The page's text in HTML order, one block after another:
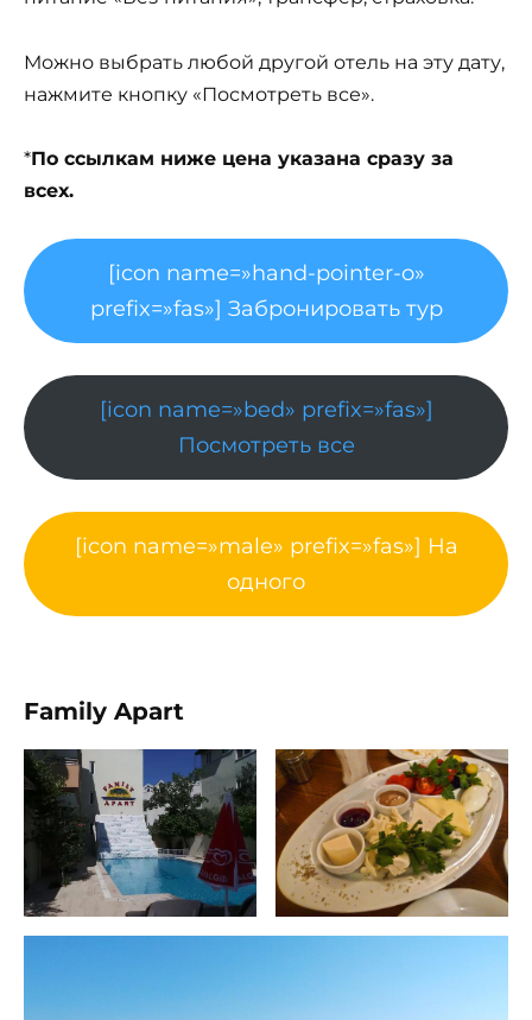
Можно выбрать любой другой отель на эту дату,
нажмите кнопку «Посмотреть все».
*По ссылкам ниже цена указана сразу за
всех.
[icon name=»hand-pointer-o»
prefix=»fas»] Забронировать тур
[icon name=»bed» prefix=»fas»]
Посмотреть все
[icon name=»male» prefix=»fas»] На
одного
Family Apart